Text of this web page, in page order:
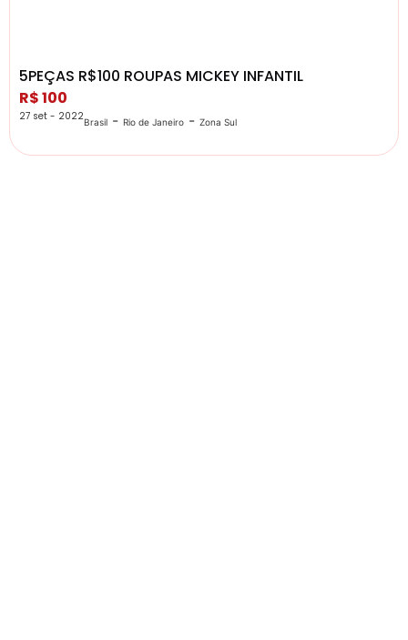
5PEÇAS R$100 ROUPAS MICKEY INFANTIL
R$ 100
27 set - 2022Brasil - Rio de Janeiro - Zona Sul